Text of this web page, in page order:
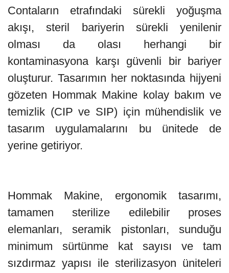
Contaların etrafındaki sürekli yoğuşma
akışı, steril bariyerin sürekli yenilenir
olması da olası herhangi bir
kontaminasyona karşı güvenli bir bariyer
oluşturur. Tasarımın her noktasında hijyeni
gözeten Hommak Makine kolay bakım ve
temizlik (CIP ve SIP) için mühendislik ve
tasarım uygulamalarını bu ünitede de
yerine getiriyor.
Hommak Makine, ergonomik tasarımı,
tamamen sterilize edilebilir proses
elemanları, seramik pistonları, sunduğu
minimum sürtünme kat sayısı ve tam
sızdırmaz yapısı ile sterilizasyon üniteleri